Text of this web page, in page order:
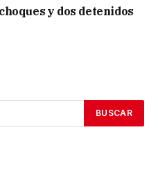
y dos detenidos